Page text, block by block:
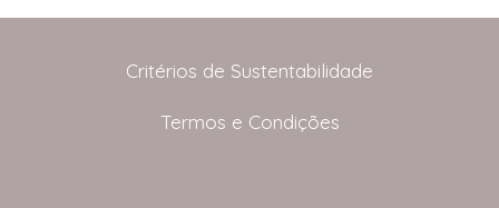
Critérios de Sustentabilidade
Termos e Condições